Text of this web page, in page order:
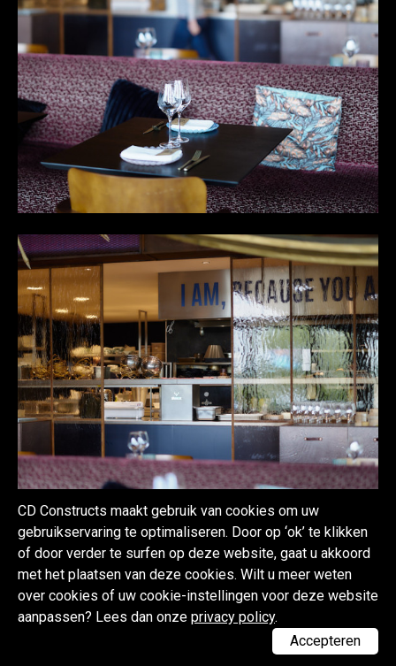
CD Constructs maakt gebruik van cookies om uw
gebruikservaring te optimaliseren. Door op ‘ok’ te klikken
of door verder te surfen op deze website, gaat u akkoord
met het plaatsen van deze cookies. Wilt u meer weten
over cookies of uw cookie-instellingen voor deze website
aanpassen? Lees dan onze privacy policy.
Accepteren